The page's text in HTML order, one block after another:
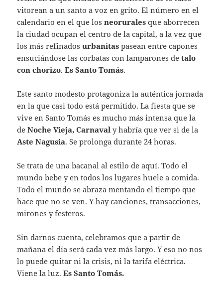
vitorean a un santo a voz en grito. El número en el
calendario en el que los neorurales que aborrecen
la ciudad ocupan el centro de la capital, a la vez que
los más refinadosurbanitas pasean entre capones
ensuciándose las corbatas con lamparones detalo
con chorizo.EsSanto Tomás.
Este santo modesto protagoniza la auténtica jornada
en la que casi todo está permitido. La fiesta que se
vive en Santo Tomás es mucho más intensa que la
deNoche Vieja, Carnaval y habría que ver si de la
Aste Nagusia. Se prolonga durante 24 horas.
Se trata de una bacanal al estilo de aquí. Todo el
mundo bebe y en todos los lugares huele a comida.
Todo el mundo se abraza mentando el tiempo que
hace que no se ven. Y hay canciones, transacciones,
mirones y festeros.
Sin darnos cuenta, celebramos que a partir de
mañana el día será cada vez más largo. Y eso no nos
lo puede quitar ni la crisis, ni la tarifa eléctrica.
Viene la luz.EsSanto Tomás.